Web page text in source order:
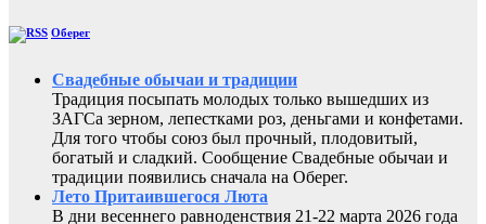
Оберег
Свадебные обычаи и традиции
Традиция посыпать молодых только вышедших из
ЗАГСа зерном, лепестками роз, деньгами и конфетами.
Для того чтобы союз был прочный, плодовитый,
богатый и сладкий. Сообщение Свадебные обычаи и
традиции появились сначала на Оберег.
Лето Притаившегося Люта
В дни весеннего равноденствия 21-22 марта 2026 года